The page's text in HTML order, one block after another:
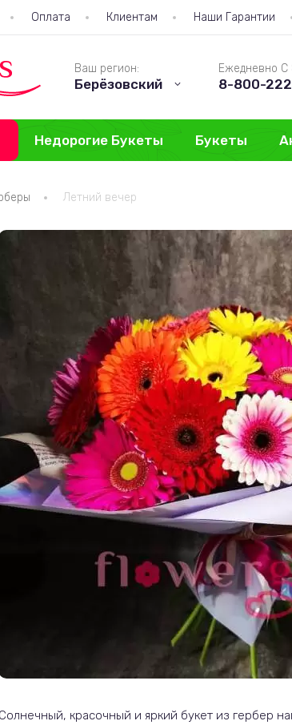
Оплата Клиентам Наши Гарантии
Ваш регион:
Берёзовский
Ежедневно С
8-800-
Недорогие Букеты Букеты
Летний вечер
Солнечный, красочный и яркий букет из гербер